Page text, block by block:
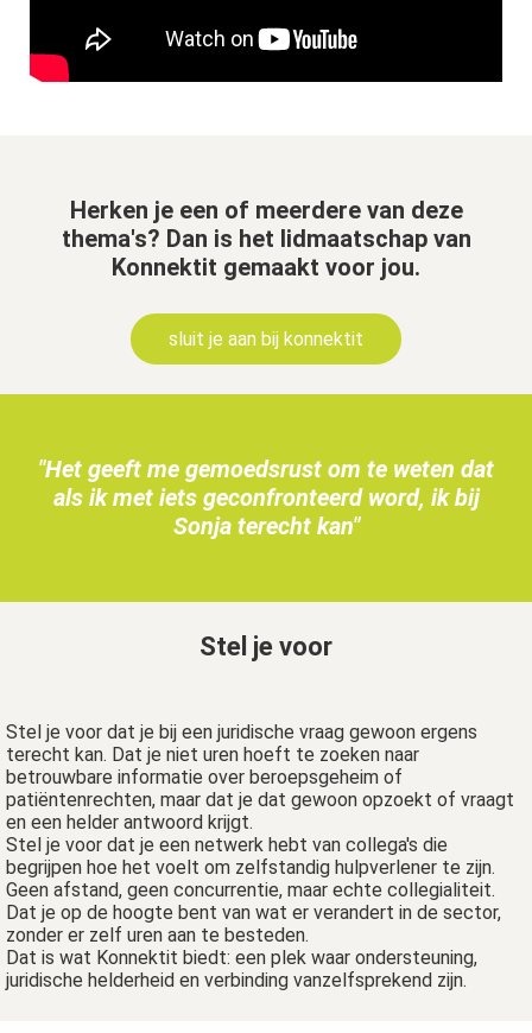
Herken je een of meerdere van deze
thema's? Dan is het lidmaatschap van
Konnektit gemaakt voor jou.
sluit je aan bij konnektit
"Het geeft me gemoedsrust om te weten dat
als ik met iets geconfronteerd word, ik bij
Sonja terecht kan"
Stel je voor
Stel je voor dat je bij een juridische vraag gewoon ergens
terecht kan. Dat je niet uren hoeft te zoeken naar
betrouwbare informatie over beroepsgeheim of
patiëntenrechten, maar dat je dat gewoon opzoekt of vraagt
en een helder antwoord krijgt.
Stel je voor dat je een netwerk hebt van collega's die
begrijpen hoe het voelt om zelfstandig hulpverlener te zijn.
Geen afstand, geen concurrentie, maar echte collegialiteit.
Dat je op de hoogte bent van wat er verandert in de sector,
zonder er zelf uren aan te besteden.
Dat is wat Konnektit biedt: een plek waar ondersteuning,
juridische helderheid en verbinding vanzelfsprekend zijn.